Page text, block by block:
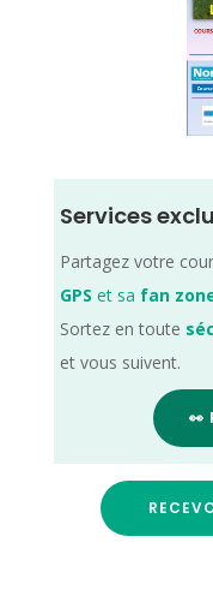
Services
Partagez votre
GPS et sa fan
Sortez en toute
et vous suivent.
👀